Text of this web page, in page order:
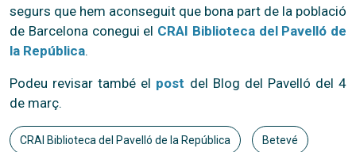
segurs que hem aconseguit que bona part de la població
de Barcelona conegui el CRAI Biblioteca del Pavelló de
la República.
Podeu revisar també el post del Blog del Pavelló del 4
de març.
CRAI Biblioteca del Pavelló de la República Betevé